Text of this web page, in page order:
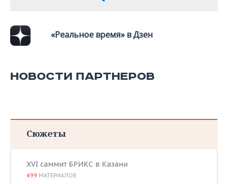
«Реальное время» в Дзен
НОВОСТИ ПАРТНЕРОВ
Сюжеты
XVI саммит БРИКС в Казани
499 МАТЕРИАЛОВ